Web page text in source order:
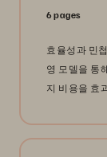
6 pages
효율성과 민
영 모델을 통
지 비용을 효